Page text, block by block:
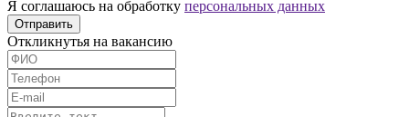
Я соглашаюсь на обработку персональных данных
Отправить
Откликнутья на вакансию